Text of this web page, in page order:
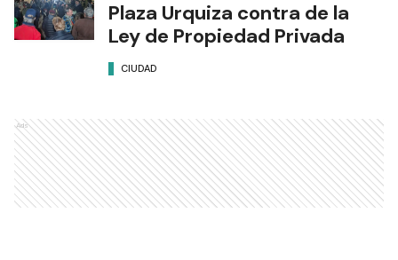
Plaza Urquiza contra de la
Ley de Propiedad Privada
CIUDAD
Ads